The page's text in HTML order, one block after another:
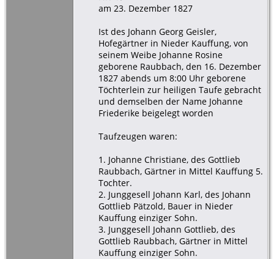
am 23. Dezember 1827
Ist des Johann Georg Geisler,
Hofegärtner in Nieder Kauffung, von
seinem Weibe Johanne Rosine
geborene Raubbach, den 16. Dezember
1827 abends um 8:00 Uhr geborene
Töchterlein zur heiligen Taufe gebracht
und demselben der Name Johanne
Friederike beigelegt worden
Taufzeugen waren:
1. Johanne Christiane, des Gottlieb
Raubbach, Gärtner in Mittel Kauffung 5.
Tochter.
2. Junggesell Johann Karl, des Johann
Gottlieb Pätzold, Bauer in Nieder
Kauffung einziger Sohn.
3. Junggesell Johann Gottlieb, des
Gottlieb Raubbach, Gärtner in Mittel
Kauffung einziger Sohn.